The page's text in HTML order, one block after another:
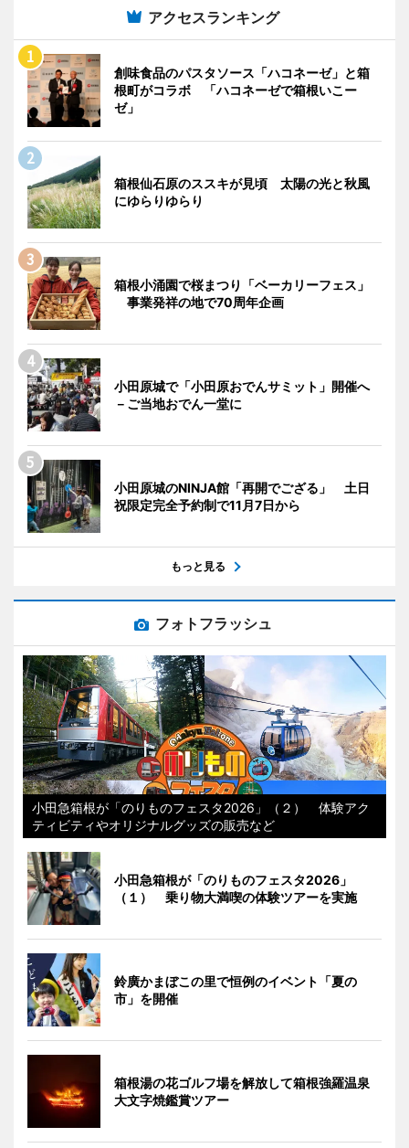
アクセスランキング
創味食品のパスタソース「ハコネーゼ」と箱
根町がコラボ 「ハコネーゼで箱根いこー
ゼ」
箱根仙石原のススキが見頃 太陽の光と秋風
にゆらりゆらり
箱根小涌園で桜まつり「ベーカリーフェス」
事業発祥の地で70周年企画
小田原城で「小田原おでんサミット」開催へ
－ご当地おでん一堂に
小田原城のNINJA館「再開でござる」 土日
祝限定完全予約制で11月7日から
もっと見る
フォトフラッシュ
小田急箱根が「のりものフェスタ2026」（２） 体験アク
ティビティやオリジナルグッズの販売など
小田急箱根が「のりものフェスタ2026」
（１） 乗り物大満喫の体験ツアーを実施
鈴廣かまぼこの里で恒例のイベント「夏の
市」を開催
箱根湯の花ゴルフ場を解放して箱根強羅温泉
大文字焼鑑賞ツアー